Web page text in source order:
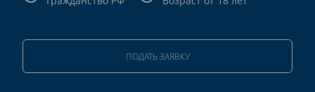
ПОДАТЬ ЗАЯВКУ